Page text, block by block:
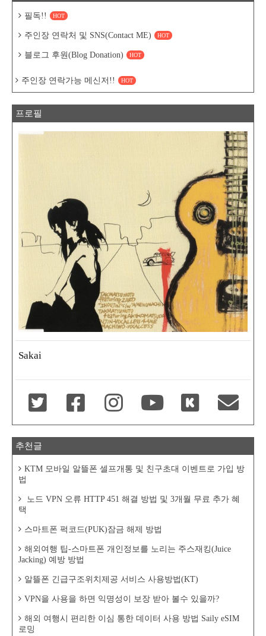
필독!! HOT
주인장 연락처 및 SNS(Contact ME) HOT
블로그 후원(Blog Donation) HOT
주인장 연락가능 메신저!! HOT
프로필
Sakai
추천글
KTM 모바일 알뜰폰 셀프개통 및 친구초대 이벤트로 가입 방
법
노드 VPN 오류 HTTP 451 해결 방법 및 3개월 무료 추가 혜
택
스마트폰 퍽코드(PUK)잠금 해제 방법
해외여행 팁-스마트폰 개인정보를 노리는 주스재킹(Juice
Jacking) 예방 방법
알뜰폰 긴급구조위치제공 서비스 사용방법(KT)
VPN을 사용을 하면 익명성이 보장 받아 볼수 있을까?
해외 여행시 편리한 이심 통한 데이터 사용 방법 Saily eSIM
로밍